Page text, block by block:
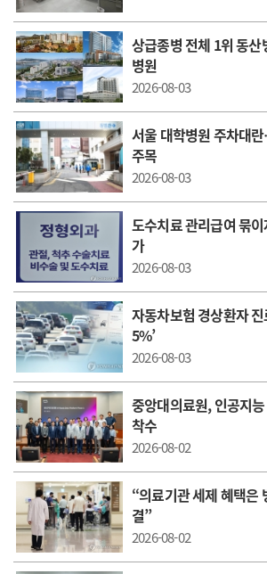
상급종병 전체 1위 동
병원
2026-08-03
서울 대학병원 주차대
주목
2026-08-03
도수치료 관리급여 묶이
가
2026-08-03
자동차보험 경상환자
5%’
2026-08-03
중앙대의료원, 인공지
착수
2026-08-02
“의료기관 세제 혜택은
결”
2026-08-02